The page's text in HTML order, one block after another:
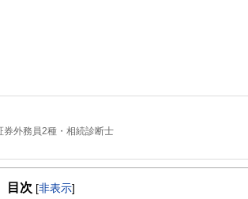
券外務員2種・相続診断士
目次 [非表示]